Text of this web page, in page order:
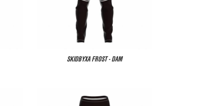
SKIDBYXA FROST - DAM